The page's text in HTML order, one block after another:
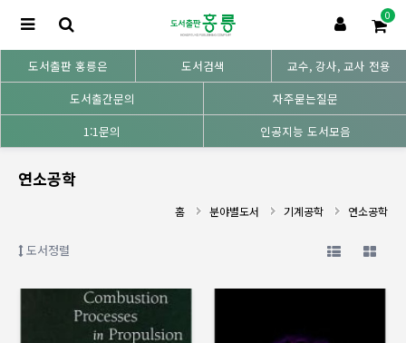
0
도서출판 홍릉은 도서검색
교수, 강사, 교사 전용
도서출간문의
자주묻는질문
1:1문의
인공지능 도서모음
연소공학
홈 분야별도서 기계공학 연소공학
도서정렬